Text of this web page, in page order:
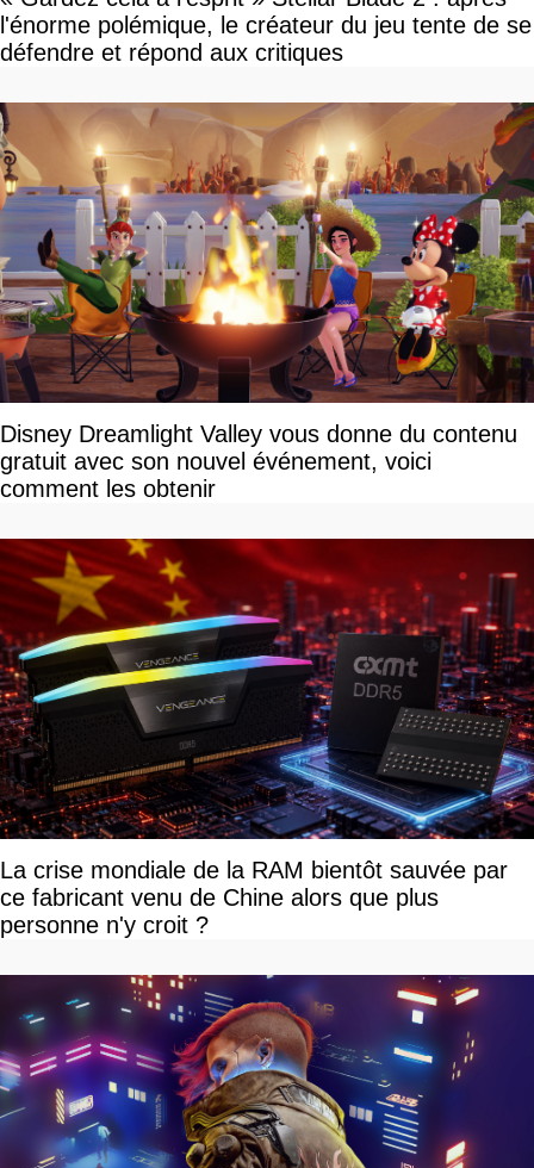
l'énorme polémique, le créateur du jeu tente de se
défendre et répond aux critiques
Disney Dreamlight Valley vous donne du contenu
gratuit avec son nouvel événement, voici
comment les obtenir
La crise mondiale de la RAM bientôt sauvée par
ce fabricant venu de Chine alors que plus
personne n'y croit ?